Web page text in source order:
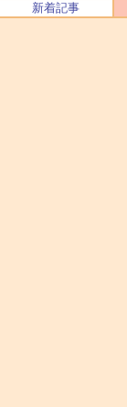
新着記事